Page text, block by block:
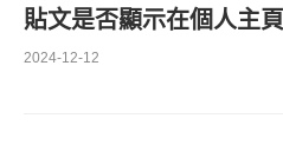
貼文是否顯示在個人主頁
2024-12-12